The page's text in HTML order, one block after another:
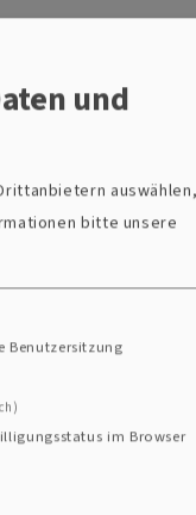
und
bitte unsere
Benutzersitzung
im Browser